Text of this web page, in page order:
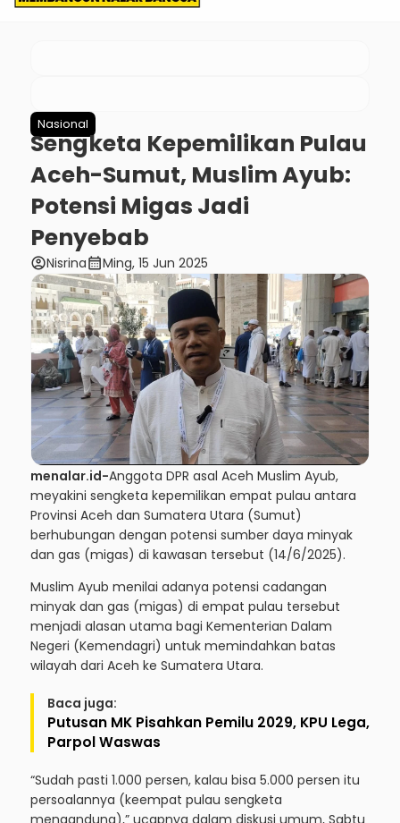
Nasional
Sengketa Kepemilikan Pulau
Aceh-Sumut, Muslim Ayub:
Potensi Migas Jadi
Penyebab
account_circleNisrinacalendar_monthMing, 15 Jun 2025
menalar.id-Anggota DPR asal Aceh Muslim Ayub,
meyakini sengketa kepemilikan empat pulau antara
Provinsi Aceh dan Sumatera Utara (Sumut)
berhubungan dengan potensi sumber daya minyak
dan gas (migas) di kawasan tersebut (14/6/2025).
Muslim Ayub menilai adanya potensi cadangan
minyak dan gas (migas) di empat pulau tersebut
menjadi alasan utama bagi Kementerian Dalam
Negeri (Kemendagri) untuk memindahkan batas
wilayah dari Aceh ke Sumatera Utara.
Baca juga:
Putusan MK Pisahkan Pemilu 2029, KPU Lega,
Parpol Waswas
“Sudah pasti 1.000 persen, kalau bisa 5.000 persen itu
persoalannya (keempat pulau sengketa
mengandung),” ucapnya dalam diskusi umum, Sabtu